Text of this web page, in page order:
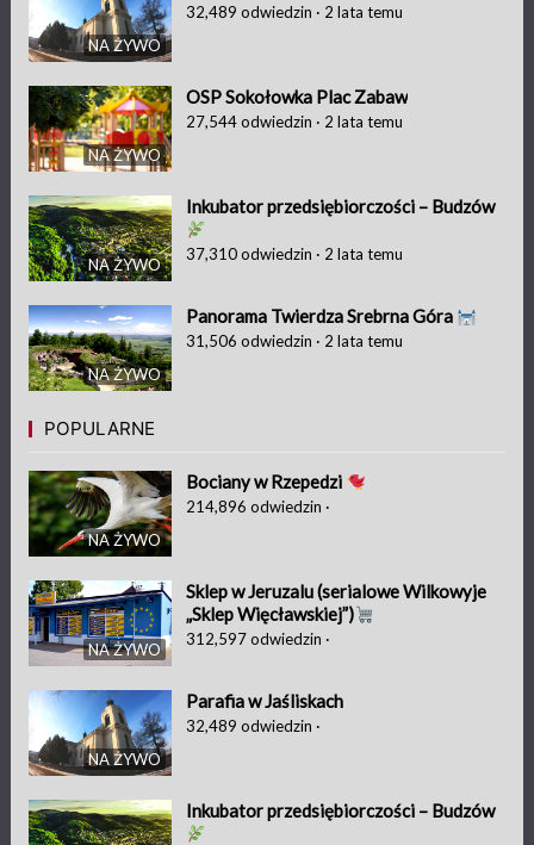
NA ŻYWO
32,489 odwiedzin · 2 lata temu
NA ŻYWO
OSP Sokołowka Plac Zabaw
27,544odwiedzin · 2 lata temu
NA ŻYWO
Inkubator przedsiębiorczości – Budzów
37,310odwiedzin · 2 lata temu
NA ŻYWO
Panorama Twierdza Srebrna Góra
31,506 odwiedzin · 2 lata temu
POPULARNE
NA ŻYWO
Bociany w Rzepedzi
214,896 odwiedzin ·
NA ŻYWO
Sklep w Jeruzalu (serialowe Wilkowyje
„Sklep Więcławskiej”)
312,597odwiedzin ·
NA ŻYWO
Parafia w Jaśliskach
32,489 odwiedzin ·
Inkubator przedsiębiorczości – Budzów